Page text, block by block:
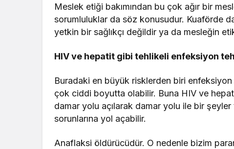
Meslek etiği bakımından bu çok ağır bir
sorumluluklar da söz konusudur. Kuaförde
yetkin bir sağlıkçı değildir ya da mesleğin
HIV ve hepatit gibi tehlikeli enfeksiyon
Buradaki en büyük risklerden biri enfeksiyon
çok ciddi boyutta olabilir. Buna HIV ve
damar yolu açılarak damar yolu ile bir
sorunlarına yol açabilir.
Anaflaksi öldürücüdür. O nedenle bizim